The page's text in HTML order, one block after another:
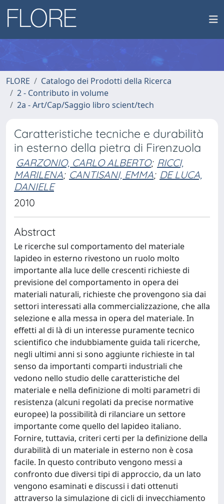
FLORE
Catalogo dei Prodotti della Ricerca
2 - Contributo in volume
2a - Art/Cap/Saggio libro scient/tech
Caratteristiche tecniche e durabilità
in esterno della pietra di Firenzuola
GARZONIO, CARLO ALBERTO; RICCI,
MARILENA; CANTISANI, EMMA; DE LUCA,
DANIELE
2010
Abstract
Le ricerche sul comportamento del materiale
lapideo in esterno rivestono un ruolo molto
importante alla luce delle crescenti richieste di
previsione del comportamento in opera dei
materiali naturali, richieste che provengono sia dai
settori interessati alla commercializzazione, che alla
selezione e alla messa in opera del materiale. In
effetti al di là di un interesse puramente tecnico
scientifico che indubbiamente guida tali ricerche,
negli ultimi anni si sono aggiunte richieste in tal
senso da importanti comparti industriali che
vedono nello studio delle caratteristiche del
materiale e nella definizione di molti parametri di
resistenza (alcuni regolati da precise normative
europee) la possibilità di rilanciare un settore
importante come quello del lapideo italiano.
Fornire, tuttavia, criteri certi per la definizione della
durabilità di un materiale in esterno non è cosa
facile. In questo contributo vengono messi a
confronto due diversi tipi di approccio, da un lato
vengono esaminati e discussi i dati ottenuti
attraverso la simulazione di cicli di invecchiamento